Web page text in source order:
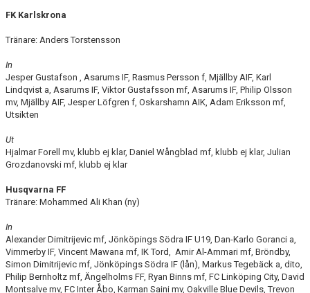
FK Karlskrona
Tränare: Anders Torstensson
In
Jesper Gustafson , Asarums IF, Rasmus Persson f, Mjällby AIF, Karl
Lindqvist a, Asarums IF, Viktor Gustafsson mf, Asarums IF, Philip Olsson
mv, Mjällby AIF, Jesper Löfgren f, Oskarshamn AIK, Adam Eriksson mf,
Utsikten
Ut
Hjalmar Forell mv, klubb ej klar, Daniel Wångblad mf, klubb ej klar, Julian
Grozdanovski mf, klubb ej klar
Husqvarna FF
Tränare: Mohammed Ali Khan (ny)
In
Alexander Dimitrijevic mf, Jönköpings Södra IF U19, Dan-Karlo Goranci a,
Vimmerby IF, Vincent Mawana mf, IK Tord, Amir Al-Ammari mf, Bröndby,
Simon Dimitrijevic mf, Jönköpings Södra IF (lån), Markus Tegebäck a, dito,
Philip Bernholtz mf, Ängelholms FF, Ryan Binns mf, FC Linköping City, David
Montsalve mv, FC Inter Åbo, Karman Saini mv, Oakville Blue Devils, Trevon